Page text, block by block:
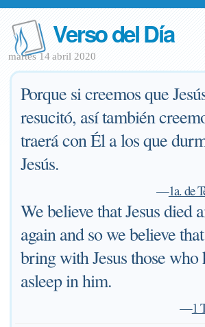
Verso del Día
martes 14 abril 2020
Porque si creemos que
resucitó, así también
traerá con Él a los que
Jesús.
—1a. de
We believe that Jesus died
again and so we believe
bring with Jesus those who
asleep in him.
—1